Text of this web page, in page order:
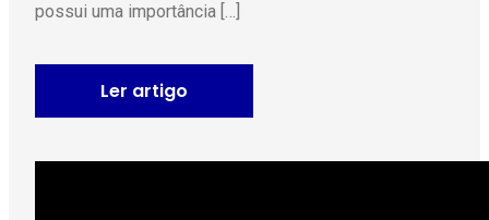
possui uma importância […]
Ler artigo